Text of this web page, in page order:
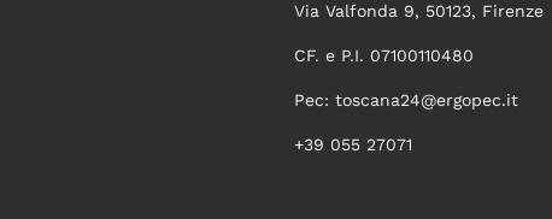
Via Valfonda 9, 50123, Firenze
CF. e P.I. 07100110480
Pec: toscana24@ergopec.it
+39 055 27071